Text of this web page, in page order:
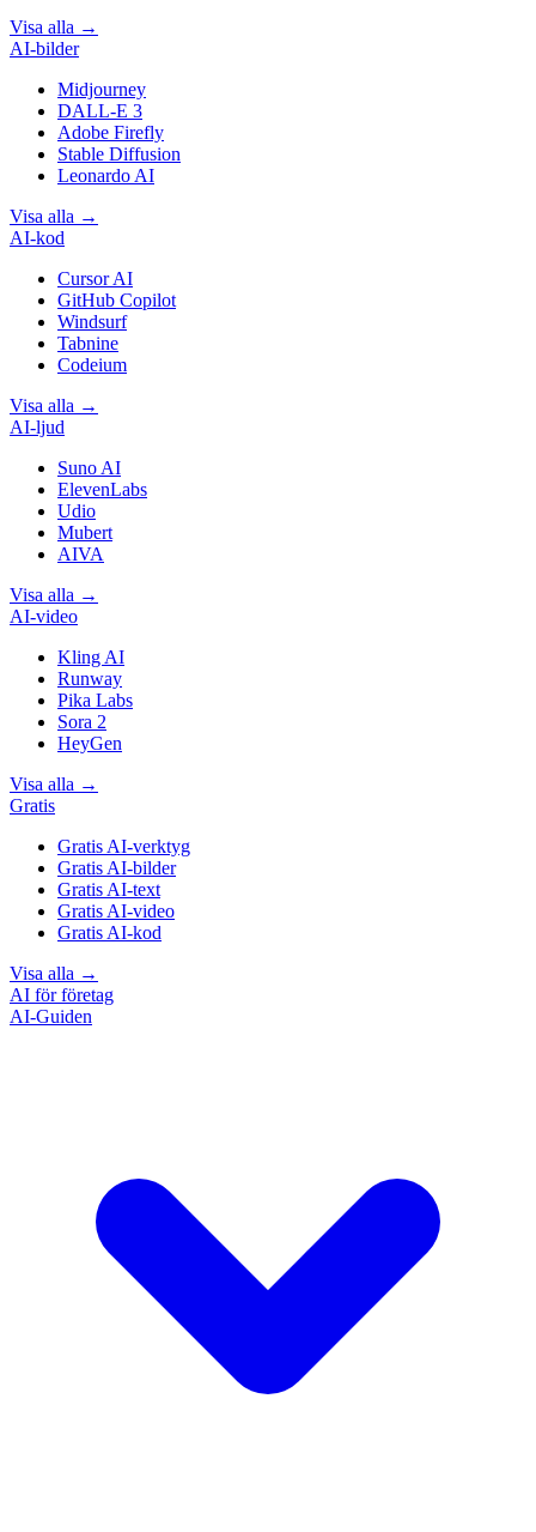
Visa alla →
AI-bilder
Midjourney
DALL-E 3
Adobe Firefly
Stable Diffusion
Leonardo AI
Visa alla →
AI-kod
Cursor AI
GitHub Copilot
Windsurf
Tabnine
Codeium
Visa alla →
AI-ljud
Suno AI
ElevenLabs
Udio
Mubert
AIVA
Visa alla →
AI-video
Kling AI
Runway
Pika Labs
Sora 2
HeyGen
Visa alla →
Gratis
Gratis AI-verktyg
Gratis AI-bilder
Gratis AI-text
Gratis AI-video
Gratis AI-kod
Visa alla →
AI för företag
AI-Guiden